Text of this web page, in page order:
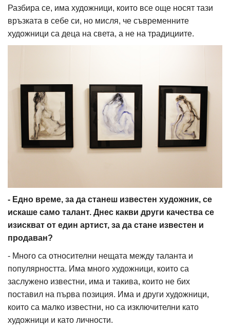
Разбира се, има художници, които все още носят тази
връзката в себе си, но мисля, че съвременните
художници са деца на света, а не на традициите.
- Едно време, за да станеш известен художник, се
искаше само талант. Днес какви други качества се
изискват от един артист, за да стане известен и
продаван?
- Много са относителни нещата между таланта и
популярността. Има много художници, които са
заслужено известни, има и такива, които не бих
поставил на първа позиция. Има и други художници,
които са малко известни, но са изключителни като
художници и като личности.